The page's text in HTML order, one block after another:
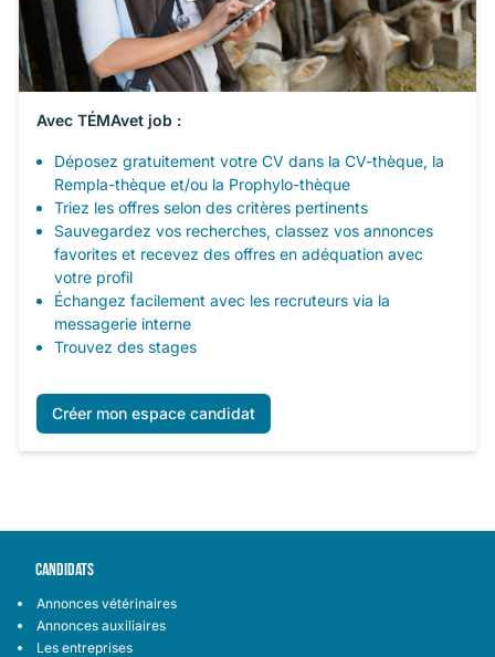
Avec TÉMAvet job :
Déposez gratuitement votre CV dans la CV-thèque, la
Rempla-thèque et/ou la Prophylo-thèque
Triez les offres selon des critères pertinents
Sauvegardez vos recherches, classez vos annonces
favorites et recevez des offres en adéquation avec
votre profil
Échangez facilement avec les recruteurs via la
messagerie interne
Trouvez des stages
Créer mon espace candidat
CANDIDATS
Annonces vétérinaires
Annonces auxiliaires
Les entreprises